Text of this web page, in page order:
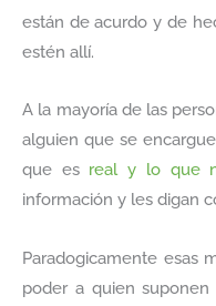
están de acurdo y de
estén allí.
A la mayoría de las
alguien que se
que es real y lo que
información y les digan
Paradogicamente esas
poder a quien suponen